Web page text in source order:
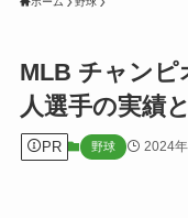
MLB チャンピ
人選手の実績
PR 野球 2024